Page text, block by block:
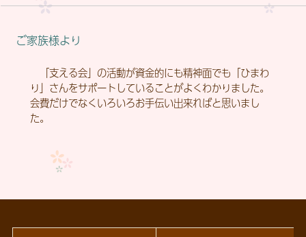
ご家族様より
「支える会」の活動が資金的にも精神面でも「ひまわ
り」さんをサポートしていることがよくわかりました。
会費だけでなくいろいろお手伝い出来ればと思いまし
た。